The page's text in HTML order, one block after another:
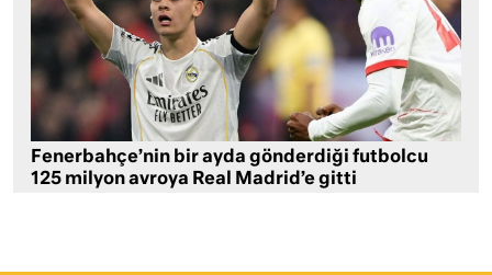
Fenerbahçe’nin bir ayda gönderdiği futbolcu
125 milyon avroya Real Madrid’e gitti